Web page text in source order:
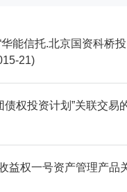
能信托.北京国资科桥
21)
权投资计划”关联交易
益权一号资产管理产品